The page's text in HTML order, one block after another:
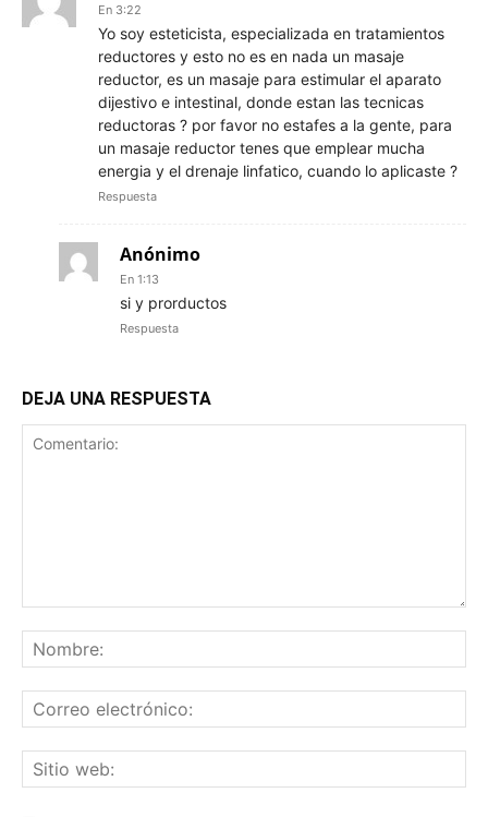
En 3:22
Yo soy esteticista, especializada en tratamientos
reductores y esto no es en nada un masaje
reductor, es un masaje para estimular el aparato
dijestivo e intestinal, donde estan las tecnicas
reductoras ? por favor no estafes a la gente, para
un masaje reductor tenes que emplear mucha
energia y el drenaje linfatico, cuando lo aplicaste ?
Respuesta
Anónimo
En 1:13
si y prorductos
Respuesta
DEJA UNA RESPUESTA